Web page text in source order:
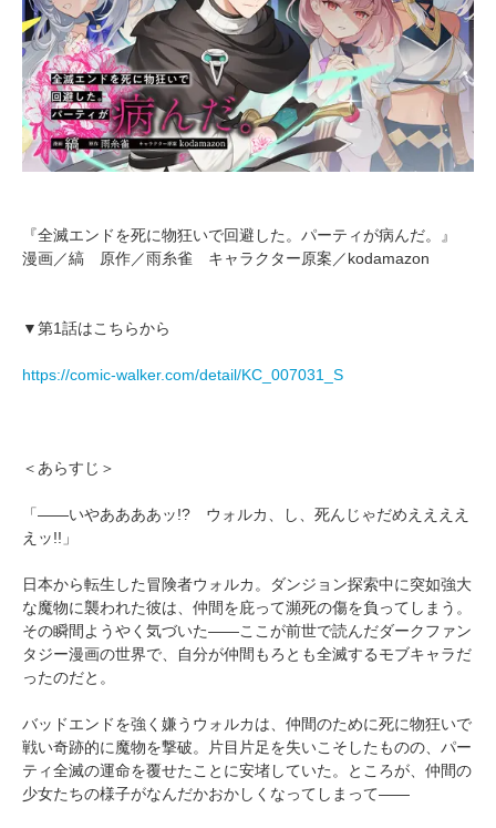
『全滅エンドを死に物狂いで回避した。パーティが病んだ。』
漫画／縞 原作／雨糸雀 キャラクター原案／kodamazon
▼第1話はこちらから
https://comic-walker.com/detail/KC_007031_S
＜あらすじ＞
「――いやああああッ!? ウォルカ、し、死んじゃだめええええ
えッ!!」
日本から転生した冒険者ウォルカ。ダンジョン探索中に突如強大
な魔物に襲われた彼は、仲間を庇って瀕死の傷を負ってしまう。
その瞬間ようやく気づいた――ここが前世で読んだダークファン
タジー漫画の世界で、自分が仲間もろとも全滅するモブキャラだ
ったのだと。
バッドエンドを強く嫌うウォルカは、仲間のために死に物狂いで
戦い奇跡的に魔物を撃破。片目片足を失いこそしたものの、パー
ティ全滅の運命を覆せたことに安堵していた。ところが、仲間の
少女たちの様子がなんだかおかしくなってしまって――